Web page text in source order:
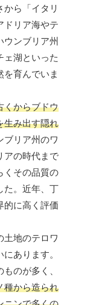
ら「イタリ
ドリア海やテ
ウンブリア州
ェ湖といった
を育んでいま
くからブドウ
生み出す隠れ
ブリア州のワ
アの時代まで
くその品質の
た。近年、丁
的に高く評価
土地のテロワ
あります。
のが多く、
種から造られ